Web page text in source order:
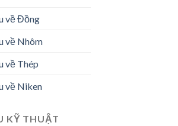
về Đồng
về Nhôm
về Thép
về Niken
KỸ THUẬT